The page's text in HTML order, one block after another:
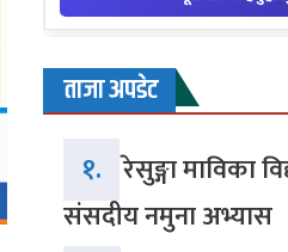
ताजा अपडेट
१. रेसुङ्गा माविका
संसदीय नमुना अभ्यास